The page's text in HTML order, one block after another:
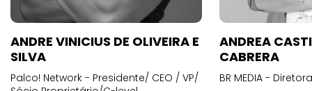
ANDRE VINICIUS DE OLIVEIRA E
SILVA
Palco! Network - Presidente/ CEO / VP/
ANDREA
CABRERA
BR MEDIA -